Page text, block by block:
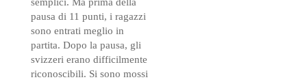
semplici. Ma prima della
pausa di 11 punti, i ragazzi
sono entrati meglio in
partita. Dopo la pausa, gli
svizzeri erano difficilmente
riconoscibili. Si sono mossi